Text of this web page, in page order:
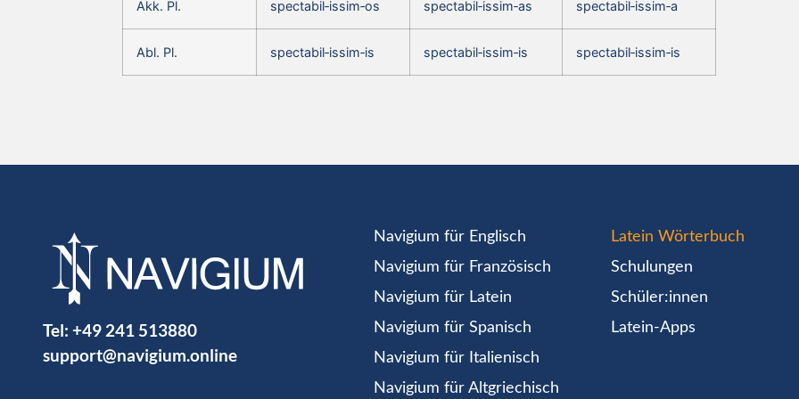
Akk. Pl. spectabil‑issim‑os spectabil‑issim‑as spectabil‑issim‑a
Abl. Pl. spectabil‑issim‑is spectabil‑issim‑is spectabil‑issim‑is
Tel: +49 241 513880
support@navigium.online
Navigium für Englisch
Navigium für Französisch
Navigium für Latein
Navigium für Spanisch
Navigium für Italienisch
Navigium für Altgriechisch
Latein Wörterbuch
Schulungen
Schüler:innen
Latein-Apps